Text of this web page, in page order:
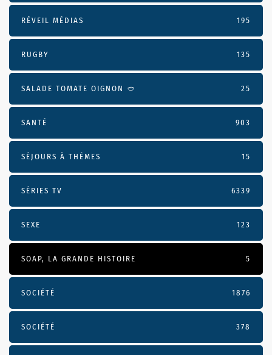
RÉVEIL MÉDIAS 195
RUGBY 135
SALADE TOMATE OIGNON 🥙 25
SANTÉ 903
SÉJOURS À THÈMES 15
SÉRIES TV 6339
SEXE 123
SOAP, LA GRANDE HISTOIRE 5
SOCIÉTÉ 1876
SOCIÉTÉ 378